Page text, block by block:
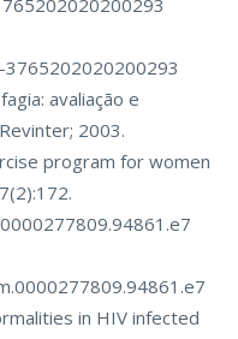
avaliação e
2003.
program for women
in HIV infected